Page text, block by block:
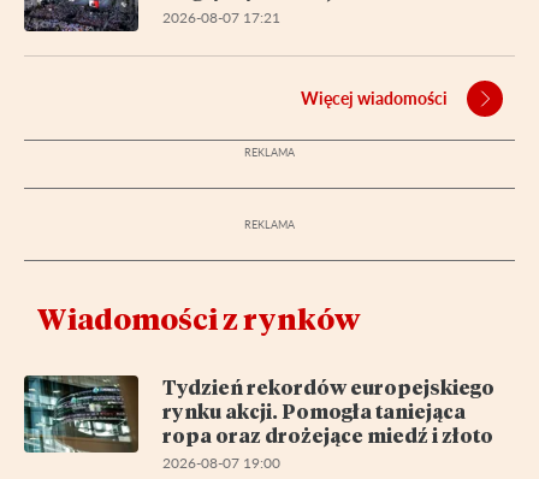
2026-08-07 17:21
Więcej wiadomości
Wiadomości z rynków
Tydzień rekordów europejskiego
rynku akcji. Pomogła taniejąca
ropa oraz drożejące miedź i złoto
2026-08-07 19:00